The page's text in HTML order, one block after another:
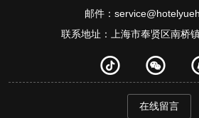
邮件：
联系地址：上海市奉贤区南桥
在线留言